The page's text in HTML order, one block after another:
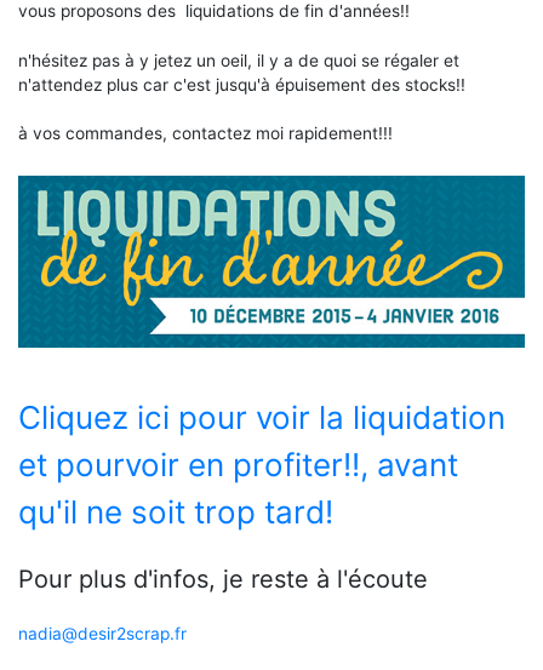
vous proposons des liquidations de fin d'années!!
n'hésitez pas à y jetez un oeil, il y a de quoi se régaler et
n'attendez plus car c'est jusqu'à épuisement des stocks!!
à vos commandes, contactez moi rapidement!!!
Cliquez ici pour voir la liquidation
et pourvoir en profiter!!, avant
qu'il ne soit trop tard!
Pour plus d'infos, je reste à l'écoute
nadia@desir2scrap.fr